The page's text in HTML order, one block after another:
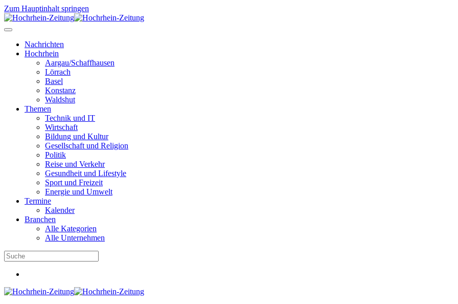
Zum Hauptinhalt springen
Nachrichten
Hochrhein
Aargau/Schaffhausen
Lörrach
Basel
Konstanz
Waldshut
Themen
Technik und IT
Wirtschaft
Bildung und Kultur
Gesellschaft und Religion
Politik
Reise und Verkehr
Gesundheit und Lifestyle
Sport und Freizeit
Energie und Umwelt
Termine
Kalender
Branchen
Alle Kategorien
Alle Unternehmen